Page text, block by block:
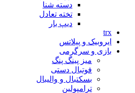
دسته شنا
تخته تعادل
دیپ بار
trx
ایروبیک و پیلاتس
بازی و سرگرمی
میز پینگ پنگ
فوتبال دستی
بسکتبال و والیبال
ترامپولین